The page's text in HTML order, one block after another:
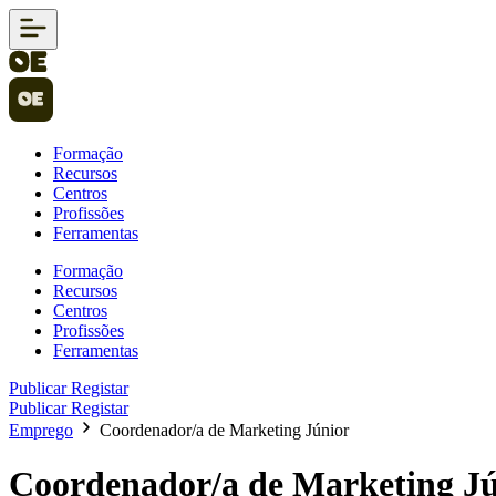
Formação
Recursos
Centros
Profissões
Ferramentas
Formação
Recursos
Centros
Profissões
Ferramentas
PublicarRegistar
PublicarRegistar
Emprego
Coordenador/a de Marketing Júnior
Coordenador/a de Marketing